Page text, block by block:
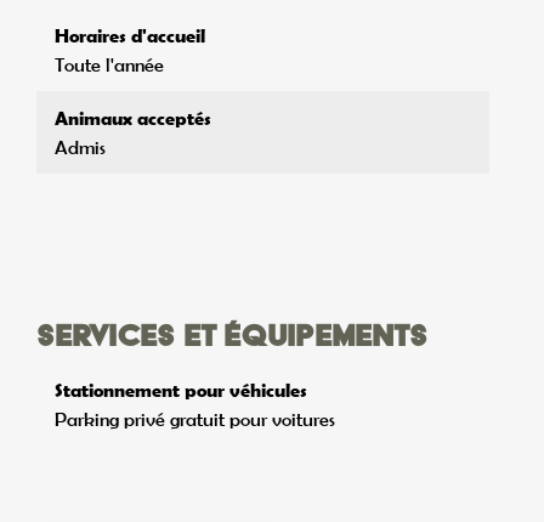
Horaires d'accueil
Toute l'année
Animaux acceptés
Admis
Services et équipements
Stationnement pour véhicules
Parking privé gratuit pour voitures